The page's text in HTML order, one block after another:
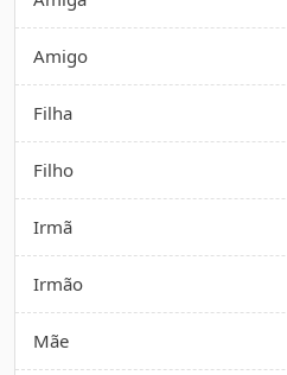
Amigo
Filha
Filho
Irmã
Irmão
Mãe